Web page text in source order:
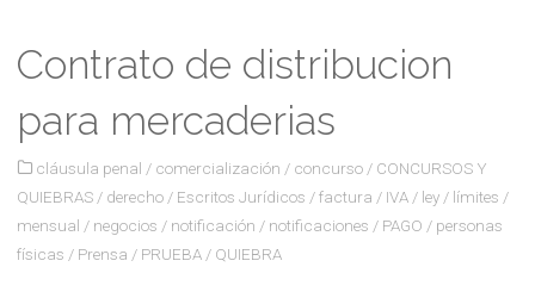
Contrato de distribucion
para mercaderias
cláusula penal / comercialización / concurso / CONCURSOS Y
QUIEBRAS / derecho / Escritos Jurídicos / factura / IVA / ley / límites /
mensual / negocios / notificación / notificaciones / PAGO / personas
físicas / Prensa / PRUEBA / QUIEBRA